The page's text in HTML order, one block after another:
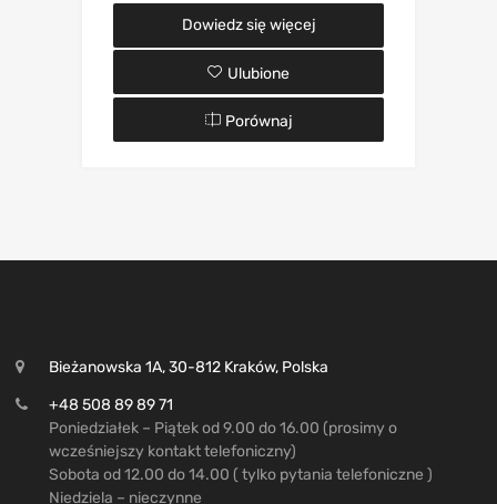
Dowiedz się więcej
Ulubione
Porównaj
Bieżanowska 1A, 30-812 Kraków, Polska
+48 508 89 89 71
Poniedziałek – Piątek od 9.00 do 16.00 (prosimy o
wcześniejszy kontakt telefoniczny)
Sobota od 12.00 do 14.00 ( tylko pytania telefoniczne )
Niedziela – nieczynne